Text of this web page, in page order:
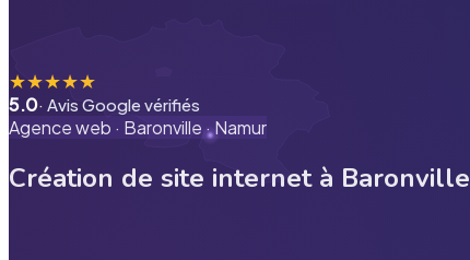
★★★★★
5.0· Avis Google vérifiés
Agence web · Baronville·Namur
Création de site internet à Baronville